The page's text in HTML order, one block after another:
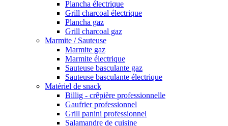
Plancha électrique
Grill charcoal électrique
Plancha gaz
Grill charcoal gaz
Marmite / Sauteuse
Marmite gaz
Marmite électrique
Sauteuse basculante gaz
Sauteuse basculante électrique
Matériel de snack
Billig - crêpière professionnelle
Gaufrier professionnel
Grill panini professionnel
Salamandre de cuisine